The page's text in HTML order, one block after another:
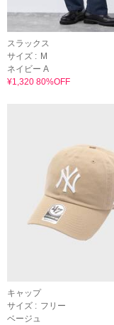
スラックス
サイズ : M
ネイビー A
¥1,320 80%OFF
キャップ
サイズ : フリー
ベージュ